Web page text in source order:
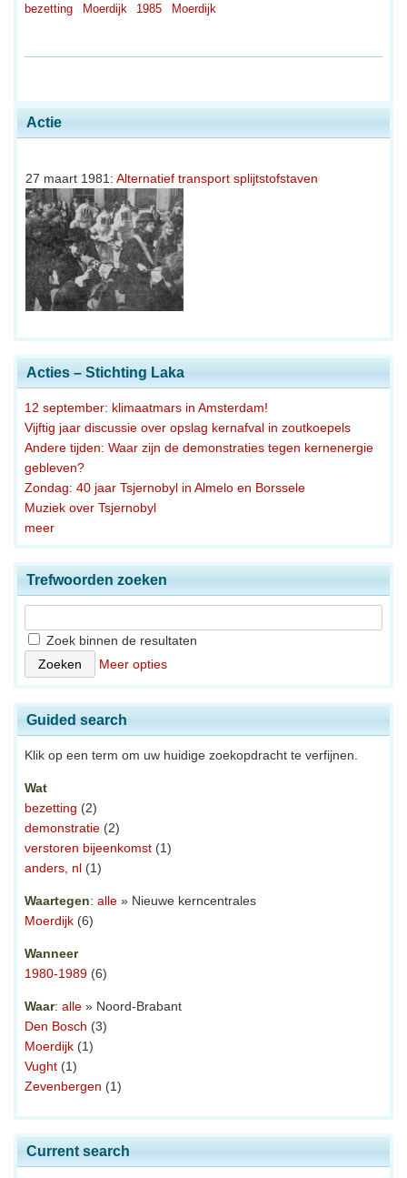
Actie
27 maart 1981: Alternatief transport splijtstofstaven
Acties – Stichting Laka
12 september: klimaatmars in Amsterdam!
Vijftig jaar discussie over opslag kernafval in zoutkoepels
Andere tijden: Waar zijn de demonstraties tegen kernenergie
gebleven?
Zondag: 40 jaar Tsjernobyl in Almelo en Borssele
Muziek over Tsjernobyl
meer
bezetting
Moerdijk 1985 Moerdijk
Trefwoorden zoeken
Zoek binnen de resultaten
Meer opties
Guided search
Klik op een term om uw huidige zoekopdracht te verfijnen.
Wat
bezetting (2)
demonstratie (2)
verstoren bijeenkomst (1)
anders, nl (1)
Waartegen: alle » Nieuwe kerncentrales
Moerdijk (6)
Wanneer
1980-1989 (6)
Waar: alle » Noord-Brabant
Den Bosch (3)
Moerdijk (1)
Vught (1)
Zevenbergen (1)
Current search